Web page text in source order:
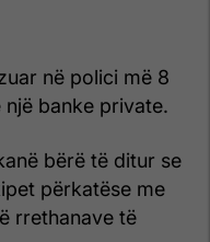
në polici më 8
banke private.
bërë të ditur se
përkatëse me
rrethanave të